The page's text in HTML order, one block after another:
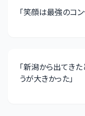
「笑顔は最強のコ
「新潟から出てきた
うが大きかった」